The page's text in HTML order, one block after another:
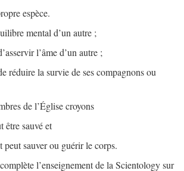
espèce.
mental d’un autre ;
l’âme d’un autre ;
réduire la survie de ses compagnons ou
de l’Église croyons
être sauvé et
peut sauver ou guérir le corps.
l’enseignement de la Scientology sur